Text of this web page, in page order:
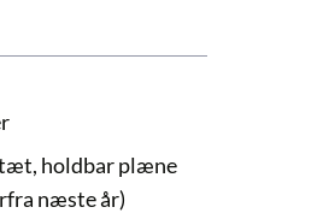
tæt, holdbar plæne
næste år)